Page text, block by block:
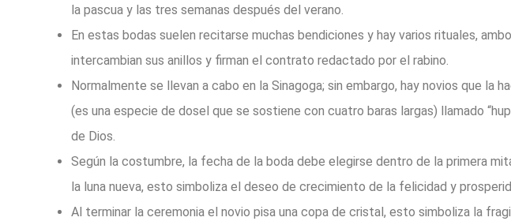
la pascua y las tres semanas después del verano.
En estas bodas suelen recitarse muchas bendiciones y hay varios rituales,
intercambian sus anillos y firman el contrato redactado por el rabino.
Normalmente se llevan a cabo en la Sinagoga; sin embargo, hay novios que la
(es una especie de dosel que se sostiene con cuatro baras largas) llamado
de Dios.
Según la costumbre, la fecha de la boda debe elegirse dentro de la primera
la luna nueva, esto simboliza el deseo de crecimiento de la felicidad y
Al terminar la ceremonia el novio pisa una copa de cristal, esto simboliza la